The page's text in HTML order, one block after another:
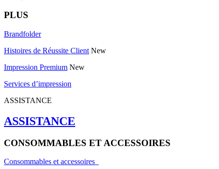
PLUS
Brandfolder
Histoires de Réussite Client New
Impression Premium New
Services d’impression
ASSISTANCE
ASSISTANCE
CONSOMMABLES ET ACCESSOIRES
Consommables et accessoires